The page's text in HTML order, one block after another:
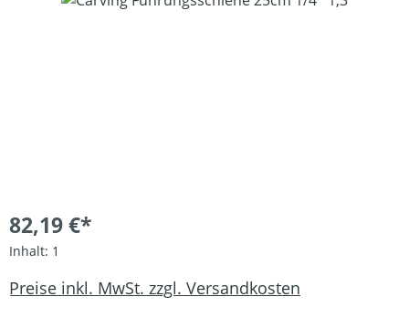
82,19 €*
Inhalt: 1
Preise inkl. MwSt. zzgl. Versandkosten